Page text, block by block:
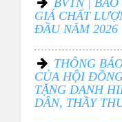
BVTN |
GIÁ CHẤT
ĐẦU NĂM 2026
THÔNG
CỦA HỘI
TẶNG DANH
DÂN, THẦY